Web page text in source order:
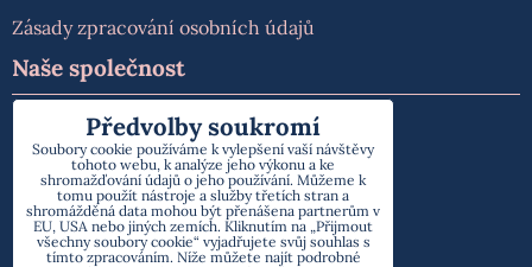
Zásady zpracování osobních údajů
Naše společnost
Kontakt
Předvolby soukromí
Soubory cookie používáme k vylepšení vaší návštěvy
tohoto webu, k analýze jeho výkonu a ke
shromažďování údajů o jeho používání. Můžeme k
tomu použít nástroje a služby třetích stran a
shromážděná data mohou být přenášena partnerům v
EU, USA nebo jiných zemích. Kliknutím na „Přijmout
všechny soubory cookie“ vyjadřujete svůj souhlas s
tímto zpracováním. Níže můžete najít podrobné